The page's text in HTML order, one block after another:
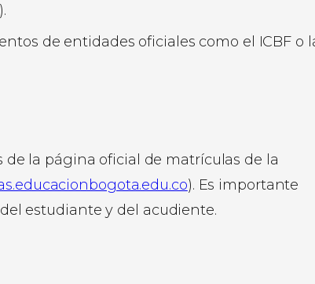
de entidades oficiales como el ICBF o
de la página oficial de matrículas de la
). Es importante
estudiante y del acudiente.